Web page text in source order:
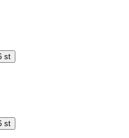
st
st